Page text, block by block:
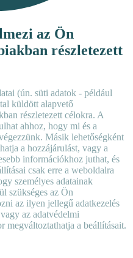
az Ön
részletezett
(ún. süti adatok - például
küldött alapvető
részletezett célokra. A
ahhoz, hogy mi és a
Másik lehetőségként
a hozzájárulást, vagy a
információkhoz juthat, és
csak erre a weboldalra
személyes adatainak
szükséges az Ön
az ilyen jellegű adatkezelés
az adatvédelmi
megváltoztathatja a beállításait.